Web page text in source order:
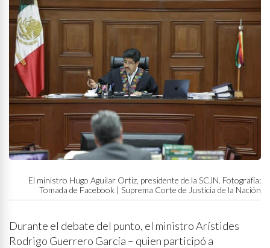
El ministro Hugo Aguilar Ortiz, presidente de la SCJN. Fotografía:
Tomada de Facebook | Suprema Corte de Justicia de la Nación
Durante el debate del punto, el ministro Arístides
Rodrigo Guerrero García – quien participó a